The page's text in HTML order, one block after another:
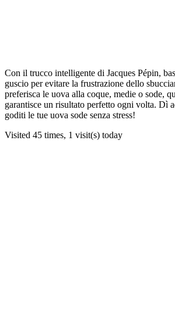
Con il trucco intelligente di Jacques Pépin,
guscio per evitare la frustrazione dello
preferisca le uova alla coque, medie o sode,
garantisce un risultato perfetto ogni volta. Dì
goditi le tue uova sode senza stress!
Visited 45 times, 1 visit(s) today